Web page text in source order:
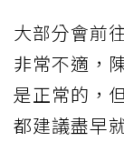
大部分會前
非常不適，
是正常的，
都建議盡早